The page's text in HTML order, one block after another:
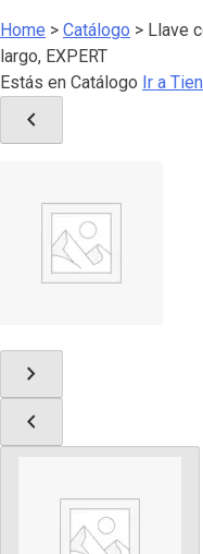
Home > Catálogo > Llave
largo, EXPERT
Estás en Catálogo Ir a
chevron_left
chevron_right
chevron_left